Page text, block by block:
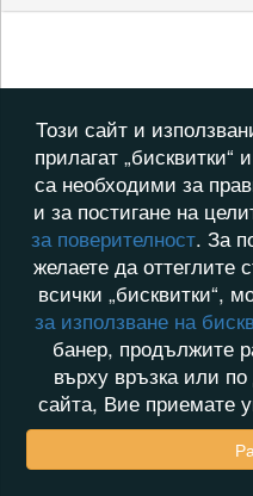
Този сайт и
прилагат „бисквитки“
са необходими за
и за постигане на
за поверителност. За
желаете да оттеглите
всички „бисквитки“,
за използване на
банер, продължите
върху връзка или
сайта, Вие приемате